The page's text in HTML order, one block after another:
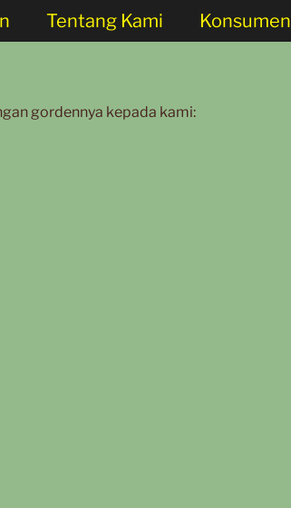
Tentang Kami Konsumen
gordennya kepada kami: